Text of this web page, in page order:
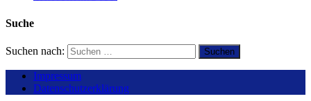
Suche
Suchen nach:
Impressum
Datenschutzerklärung